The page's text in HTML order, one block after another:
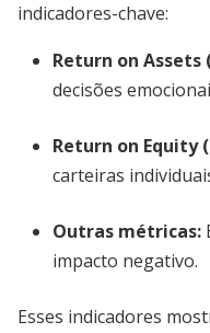
indicadores-chave:
Return on Assets
decisões
Return on Equity
carteiras
Outras métricas:
impacto negativo.
Esses indicadores